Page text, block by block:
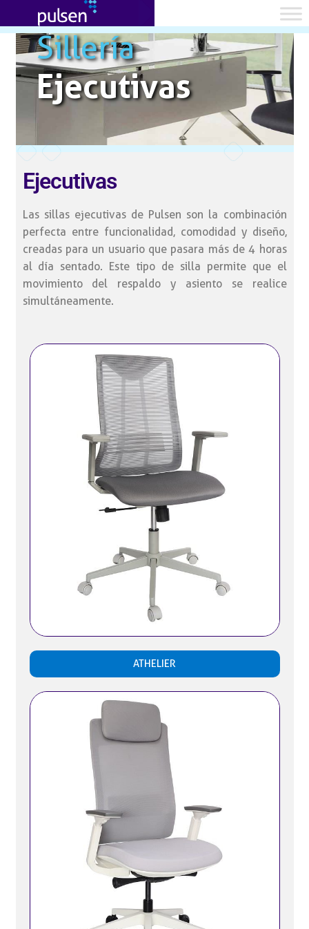
Sillería
Ejecutivas
Ejecutivas
Las sillas ejecutivas de Pulsen son la combinación
perfecta entre funcionalidad, comodidad y diseño,
creadas para un usuario que pasara más de 4 horas
al día sentado. Este tipo de silla permite que el
movimiento del respaldo y asiento se realice
simultáneamente.
ATHELIER